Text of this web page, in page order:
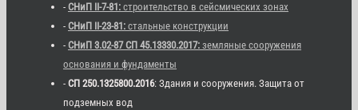
- СНиП II-7-81: строительство в сейсмических зонах
- СНиП II-23-81: стальные конструкции
- СНиП 3.02-87 СП 45.13330.2017: земляные сооружения
основания и фундаменты
- СП 250.1325800.2016: Здания и сооружения. Защита от
подземных вод